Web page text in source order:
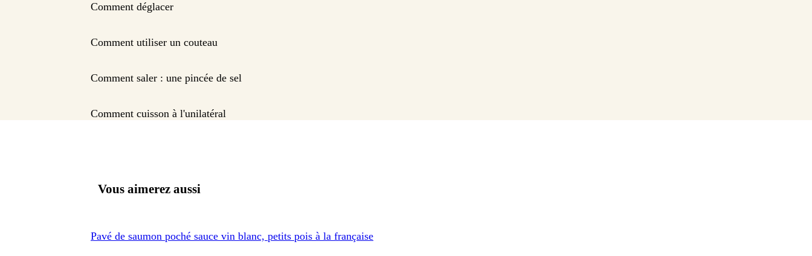
Comment déglacer
Comment utiliser un couteau
Comment saler : une pincée de sel
Comment cuisson à l'unilatéral
Vous aimerez aussi
Pavé de saumon poché sauce vin blanc, petits pois à la française